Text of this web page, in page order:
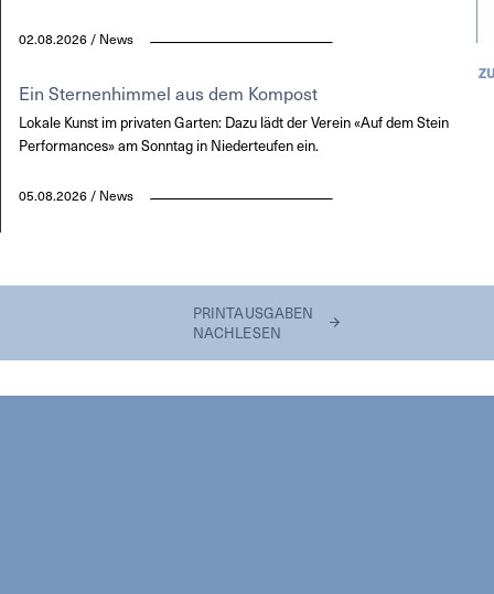
02.08.2026 / News
Ein Sternenhimmel aus dem Kompost
Lokale Kunst im privaten Garten: Dazu lädt der Verein «Auf dem Stein
Performances» am Sonntag in Niederteufen ein.
05.08.2026 / News
PRINTAUSGABEN
NACHLESEN